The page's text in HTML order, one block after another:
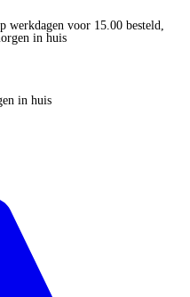
werkdagen voor 15.00 besteld,
in huis
in huis